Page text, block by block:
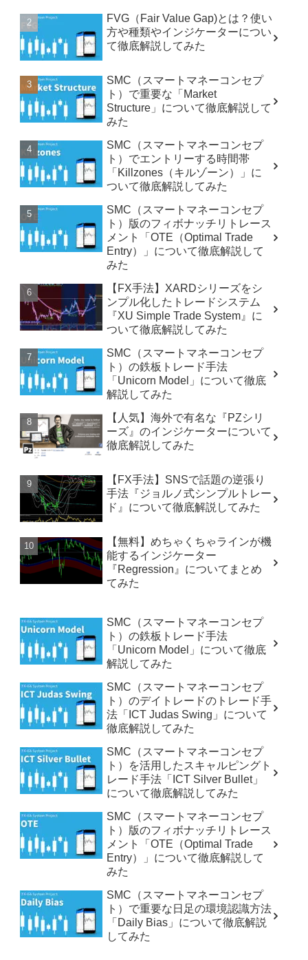
FVG（Fair Value Gap)とは？使い
方や種類やインジケーターについ
て徹底解説してみた
SMC（スマートマネーコンセプ
ト）で重要な「Market
Structure」について徹底解説して
みた
SMC（スマートマネーコンセプ
ト）でエントリーする時間帯
「Killzones（キルゾーン）」に
ついて徹底解説してみた
SMC（スマートマネーコンセプ
ト）版のフィボナッチリトレース
メント「OTE（Optimal Trade
Entry）」について徹底解説して
みた
【FX手法】XARDシリーズをシ
ンプル化したトレードシステム
『XU Simple Trade System』に
ついて徹底解説してみた
SMC（スマートマネーコンセプ
ト）の鉄板トレード手法
「Unicorn Model」について徹底
解説してみた
【人気】海外で有名な『PZシリ
ーズ』のインジケーターについて
徹底解説してみた
【FX手法】SNSで話題の逆張り
手法『ジョルノ式シンプルトレー
ド』について徹底解説してみた
【無料】めちゃくちゃラインが機
能するインジケーター
『Regression』についてまとめ
てみた
SMC（スマートマネーコンセプ
ト）の鉄板トレード手法
「Unicorn Model」について徹底
解説してみた
SMC（スマートマネーコンセプ
ト）のデイトレードのトレード手
法「ICT Judas Swing」について
徹底解説してみた
SMC（スマートマネーコンセプ
ト）を活用したスキャルピングト
レード手法「ICT Silver Bullet」
について徹底解説してみた
SMC（スマートマネーコンセプ
ト）版のフィボナッチリトレース
メント「OTE（Optimal Trade
Entry）」について徹底解説して
みた
SMC（スマートマネーコンセプ
ト）で重要な日足の環境認識方法
「Daily Bias」について徹底解説
してみた